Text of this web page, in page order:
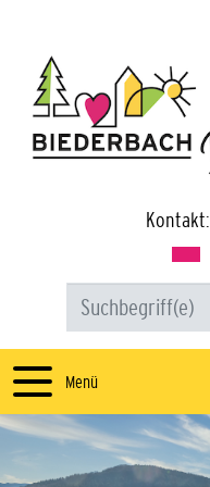
Kontakt:
Menü